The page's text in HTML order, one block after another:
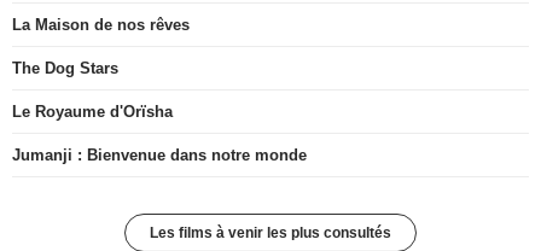
La Maison de nos rêves
The Dog Stars
Le Royaume d'Orïsha
Jumanji : Bienvenue dans notre monde
Les films à venir les plus consultés